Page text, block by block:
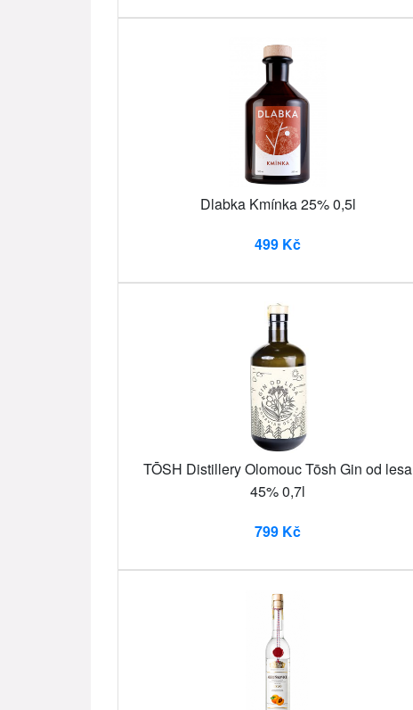
Dlabka Kmínka 25% 0,5l
499 Kč
TŌSH Distillery Olomouc Tōsh Gin od lesa
45% 0,7l
799 Kč